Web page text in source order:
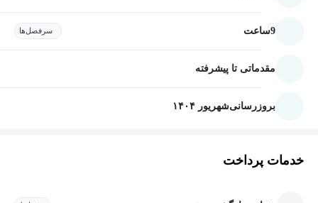
9ساعت سرفصل‌ها
مقدماتی تا پیشرفته
بروزرسانیشهریور ۱۴۰۴
خدمات پرداخت